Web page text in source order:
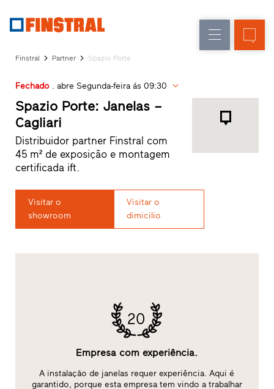
de
entrada
Envidraçados
nova
para
arquitetos
Programa
Finstral
Partner
Procura
de
Acessos
rápidos
Finstral Partner Spazio Porte
Fechado. abre Segunda-feira ás 09:30
Spazio Porte: Janelas –
Cagliari
Distribuidor partner Finstral com
45 m² de exposição e montagem
certificada ift.
Visitar o
showroom
Visitar o
dimicilio
20
Empresa com experiência.
A instalação de janelas requer experiência. Aqui é
garantido, porque esta empresa tem vindo a trabalhar